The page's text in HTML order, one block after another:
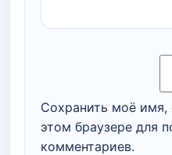
Сохранить моё имя,
этом браузере для
комментариев.